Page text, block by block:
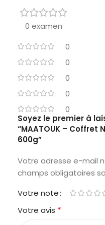
0 examen
0
0
0
0
0
Soyez le premier à
“MAATOUK – Coffret
600g”
Votre adresse e-mail
champs obligatoires
Votre note
Votre avis *